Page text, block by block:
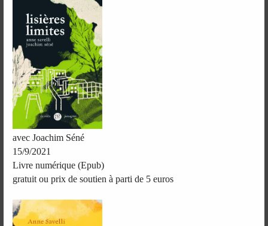
avec Joachim Séné
15/9/2021
Livre numérique (Epub)
gratuit ou prix de soutien à parti de 5 euros